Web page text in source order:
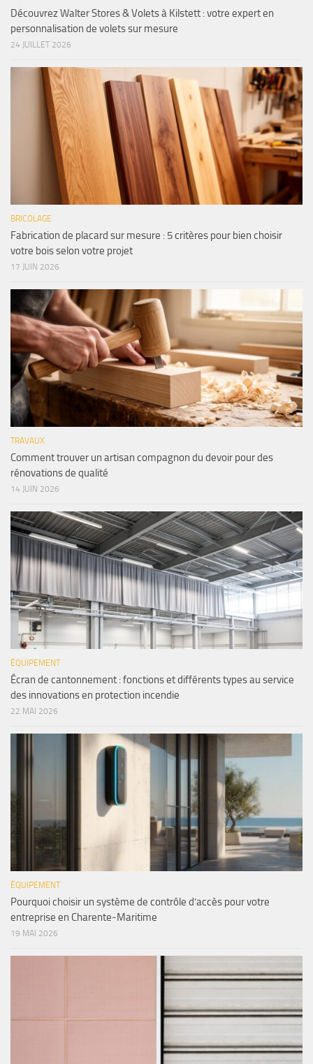
Découvrez Walter Stores & Volets à Kilstett : votre expert en
personnalisation de volets sur mesure
24 JUILLET 2026
BRICOLAGE
Fabrication de placard sur mesure : 5 critères pour bien choisir
votre bois selon votre projet
17 JUIN 2026
TRAVAUX
Comment trouver un artisan compagnon du devoir pour des
rénovations de qualité
14 JUIN 2026
ÉQUIPEMENT
Écran de cantonnement : fonctions et différents types au service
des innovations en protection incendie
22 MAI 2026
ÉQUIPEMENT
Pourquoi choisir un système de contrôle d’accès pour votre
entreprise en Charente-Maritime
19 MAI 2026